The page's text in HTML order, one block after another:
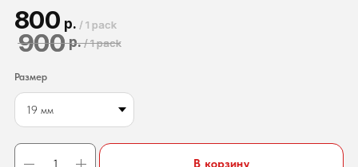
800 р. /1 pack
900 р./1 pack
Размер
В корзину